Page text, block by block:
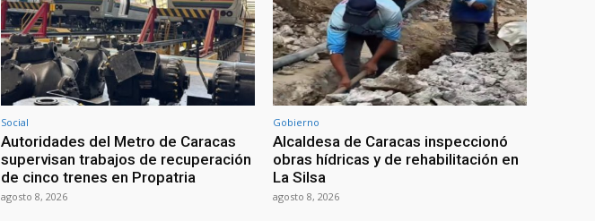
Social
Autoridades del Metro de Caracas
supervisan trabajos de recuperación
de cinco trenes en Propatria
agosto 8, 2026
Gobierno
Alcaldesa de Caracas inspeccionó
obras hídricas y de rehabilitación en
La Silsa
agosto 8, 2026